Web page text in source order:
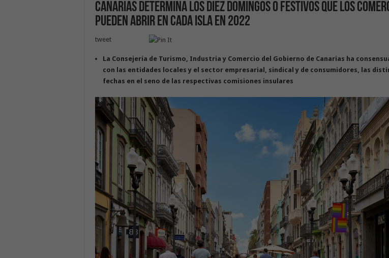
Canarias determina los diez domingos o festivos que los
pueden abrir en cada isla en 2022
tweet
La Consejería de Turismo, Industria y Comercio del Gobierno de Canarias ha
con las entidades locales y el sector empresarial, sindical y de consumidores, las
fechas en el seno de las respectivas comisiones insulares